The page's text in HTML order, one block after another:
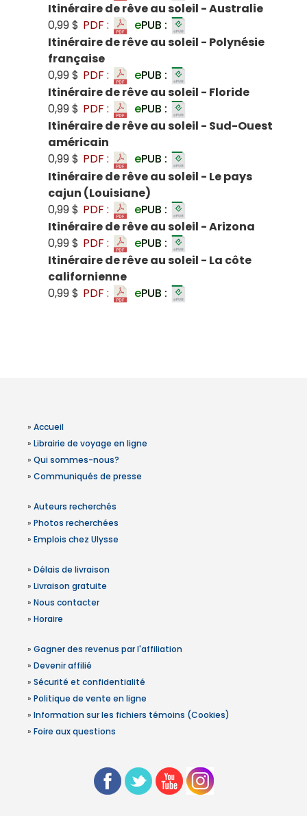
Itinéraire de rêve au soleil - Australie
0,99 $ PDF : ePUB :
Itinéraire de rêve au soleil - Polynésie
française
0,99 $ PDF : ePUB :
Itinéraire de rêve au soleil - Floride
0,99 $ PDF : ePUB :
Itinéraire de rêve au soleil - Sud-Ouest
américain
0,99 $ PDF : ePUB :
Itinéraire de rêve au soleil - Le pays
cajun (Louisiane)
0,99 $ PDF : ePUB :
Itinéraire de rêve au soleil - Arizona
0,99 $ PDF : ePUB :
Itinéraire de rêve au soleil - La côte
californienne
0,99 $ PDF : ePUB :
» Accueil
» Librairie de voyage en ligne
» Qui sommes-nous?
» Communiqués de presse
» Auteurs recherchés
» Photos recherchées
» Emplois chez Ulysse
» Délais de livraison
» Livraison gratuite
» Nous contacter
» Horaire
» Gagner des revenus par l'affiliation
» Devenir affilié
» Sécurité et confidentialité
» Politique de vente en ligne
» Information sur les fichiers témoins (Cookies)
» Foire aux questions